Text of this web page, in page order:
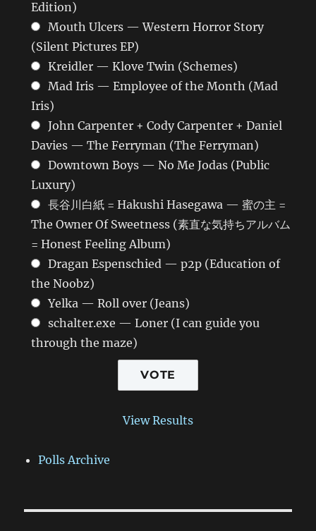
Edition)
Mouth Ulcers — Western Horror Story
(Silent Pictures EP)
Kreidler — Klove Twin (Schemes)
Mad Iris — Employee of the Month (Mad
Iris)
John Carpenter + Cody Carpenter + Daniel
Davies — The Ferryman (The Ferryman)
Downtown Boys — No Me Jodas (Public
Luxury)
長谷川白紙 = Hakushi Hasegawa — 蜜の主 =
The Owner Of Sweetness (素直な気持ちアルバム
= Honest Feeling Album)
Dragan Espenschied — p2p (Education of
the Noobz)
Yelka — Roll over (Jeans)
schalter.exe — Loner (I can guide you
through the maze)
View Results
Polls Archive